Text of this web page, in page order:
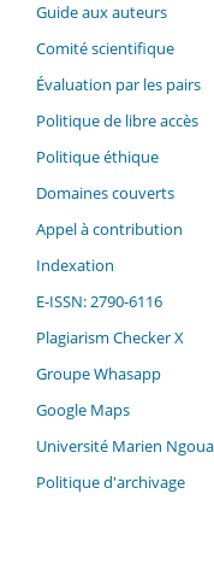
Guide aux auteurs
Comité scientifique
Évaluation par les pairs
Politique de libre accès
Politique éthique
Domaines couverts
Appel à contribution
Indexation
E-ISSN: 2790-6116
Plagiarism Checker X
Groupe Whasapp
Google Maps
Université Marien
Politique d'archivage